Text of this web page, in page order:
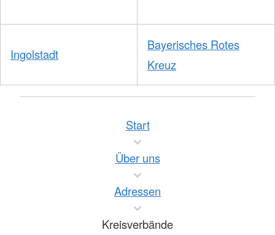
Ingolstadt
Bayerisches Rotes
Kreuz
Start
Über uns
Adressen
Kreisverbände